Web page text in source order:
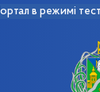
в режимі